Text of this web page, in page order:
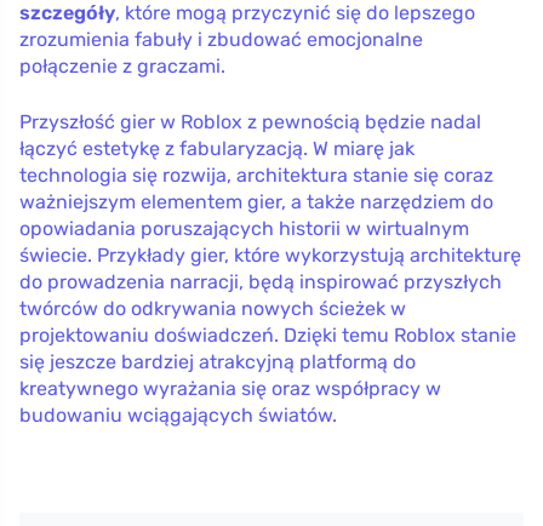
szczegóły, które mogą przyczynić się do lepszego
zrozumienia fabuły i zbudować emocjonalne
połączenie z graczami.
Przyszłość gier w Roblox z pewnością będzie nadal
łączyć estetykę z fabularyzacją. W miarę jak
technologia się rozwija, architektura stanie się coraz
ważniejszym elementem gier, a także narzędziem do
opowiadania poruszających historii w wirtualnym
świecie. Przykłady gier, które wykorzystują architekturę
do prowadzenia narracji, będą inspirować przyszłych
twórców do odkrywania nowych ścieżek w
projektowaniu doświadczeń. Dzięki temu Roblox stanie
się jeszcze bardziej atrakcyjną platformą do
kreatywnego wyrażania się oraz współpracy w
budowaniu wciągających światów.